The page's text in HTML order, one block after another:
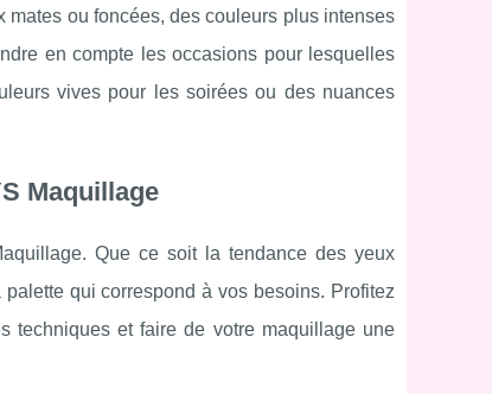
ou foncées, des couleurs plus intenses
en compte les occasions pour lesquelles
vives pour les soirées ou des nuances
Maquillage
Que ce soit la tendance des yeux
qui correspond à vos besoins. Profitez
techniques et faire de votre maquillage une